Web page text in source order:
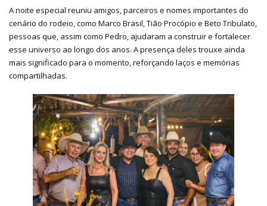
A noite especial reuniu amigos, parceiros e nomes importantes do
cenário do rodeio, como Marco Brasil, Tião Procópio e Beto Tribulato,
pessoas que, assim como Pedro, ajudaram a construir e fortalecer
esse universo ao longo dos anos. A presença deles trouxe ainda
mais significado para o momento, reforçando laços e memórias
compartilhadas.